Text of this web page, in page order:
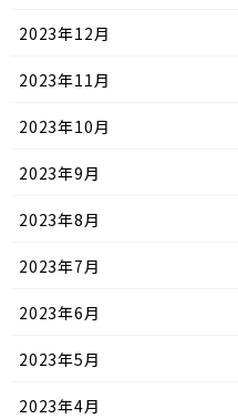
2023年12月
2023年11月
2023年10月
2023年9月
2023年8月
2023年7月
2023年6月
2023年5月
2023年4月